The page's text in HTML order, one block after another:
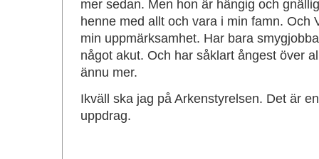
mer sedan. Men hon är hängig och
henne med allt och vara i min famn. Och
min uppmärksamhet. Har bara
något akut. Och har såklart ångest över
ännu mer.
Ikväll ska jag på Arkenstyrelsen. Det är
uppdrag.